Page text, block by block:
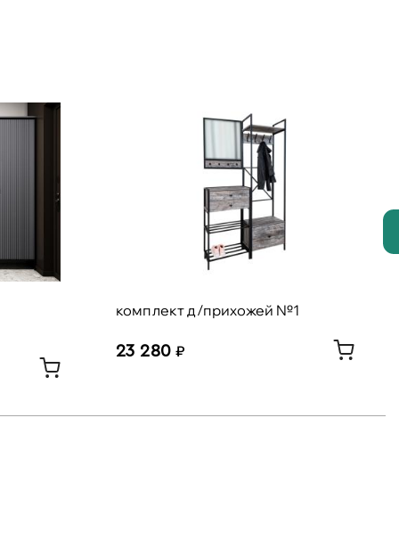
комплект д/прихожей №1
23 280